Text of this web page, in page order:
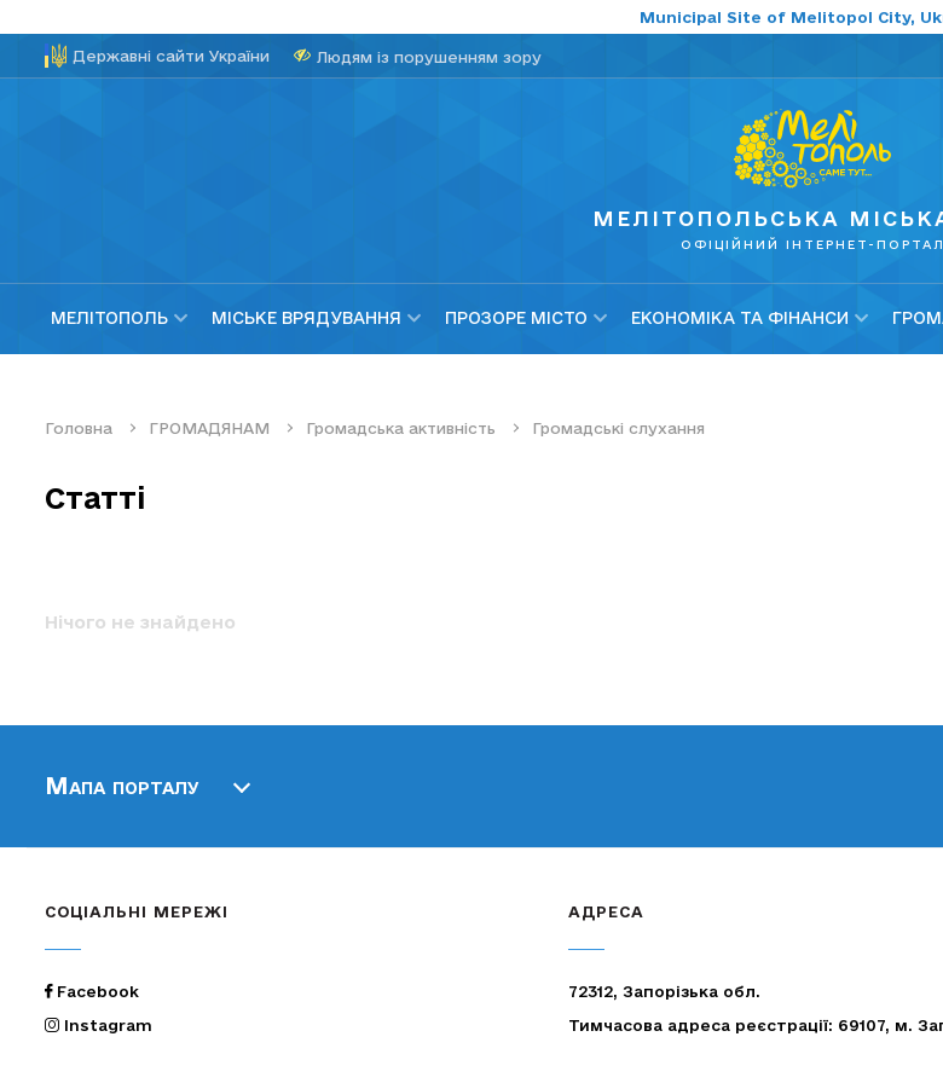
Municipal Site of Melitopol City,
Державні сайти України Людям із порушенням зору
МЕЛІТОПОЛЬСЬКА
ОФІЦІЙНИЙ ІНТЕРНЕТ-ПОРТАЛ
МЕЛІТОПОЛЬ МІСЬКЕ ВРЯДУВАННЯ ПРОЗОРЕ МІСТО ЕКОНОМІКА ТА ФІНАНСИ
Головна ГРОМАДЯНАМ Громадська активність Громадські слухання
Статті
Нічого не знайдено
Мапа порталу
СОЦІАЛЬНІ МЕРЕЖІ
Facebook
Instagram
АДРЕСА
72312, Запорізька обл.
Тимчасова адреса реєстрації: 69107, м.